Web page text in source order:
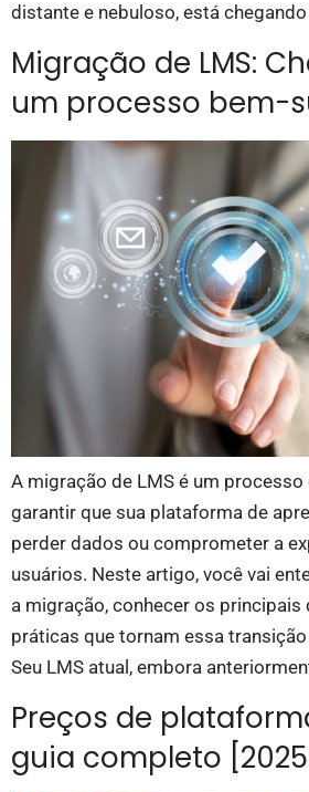
distante e nebuloso, está
Migração de LMS:
um processo bem-
A migração de LMS é um
garantir que sua plataforma de
perder dados ou comprometer a
usuários. Neste artigo, você vai
a migração, conhecer os
práticas que tornam essa
Seu LMS atual, embora
Preços de
guia completo [2025]